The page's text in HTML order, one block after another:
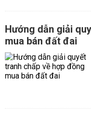
Hướng dẫn giải
mua bán đất đai